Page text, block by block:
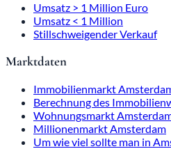
Umsatz > 1 Million Euro
Umsatz < 1 Million
Stillschweigender Verkauf
Marktdaten
Immobilienmarkt
Berechnung des
Wohnungsmarkt
Millionenmarkt Amsterdam
Um wie viel sollte man in